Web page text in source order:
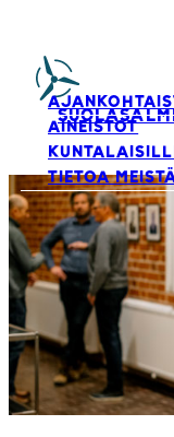
AINEISTOT
TIETOA